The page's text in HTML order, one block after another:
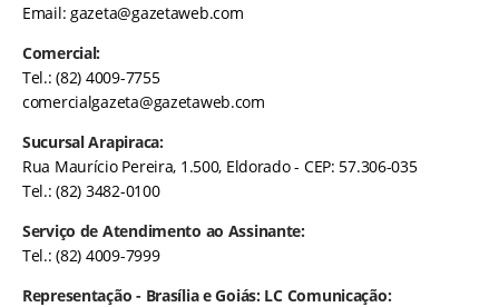
Email:gazeta@gazetaweb.com
Comercial:
Tel.: (82) 4009-7755
comercialgazeta@gazetaweb.com
Sucursal Arapiraca:
Rua Maurício Pereira, 1.500, Eldorado - CEP: 57.306-035
Tel.: (82) 3482-0100
Serviço de Atendimento ao Assinante:
Tel.: (82) 4009-7999
Representação - Brasília e Goiás: LC Comunicação: